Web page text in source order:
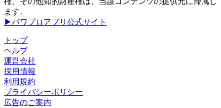
ます。
▶パワプロアプリ公式サイト
トップ
ヘルプ
運営会社
採用情報
利用規約
プライバシーポリシー
広告のご案内